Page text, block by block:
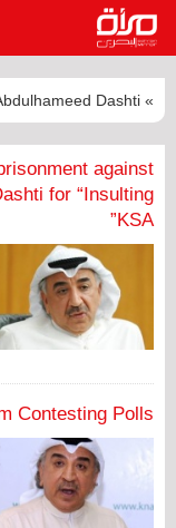
» Abdulhameed Dashti
against
for “Insulting
KSA”
Contesting Polls